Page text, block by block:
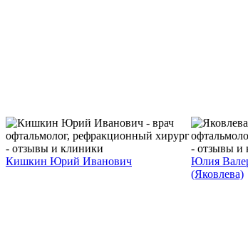
Кишкин Юрий Иванович
Юлия
(Яковлева)